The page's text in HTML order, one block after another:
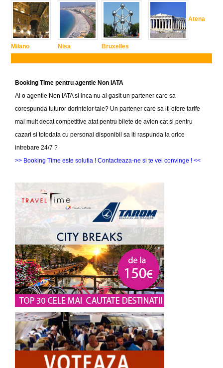
Milano Nisa Bruxelles
Atena
Booking Time pentru agentie Non IATA
Ai o agentie Non IATA si inca nu ai gasit un partener care sa
corespunda tuturor dorintelor tale? Un partener care sa iti ofere tarife
mai mult decat competitive atat pentru bilete de avion cat si pentru
cazari si totodata cu personal disponibil sa iti raspunda la orice
intrebare 24/7 ?
>> Booking Time este solutia ! Contacteaza-ne si te vei convinge ! <<